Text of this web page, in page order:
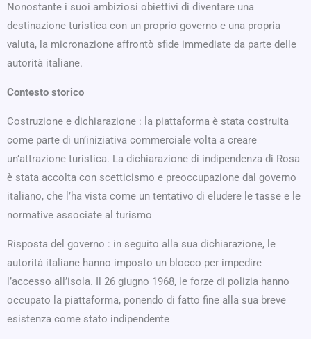
Nonostante i suoi ambiziosi obiettivi di diventare una
destinazione turistica con un proprio governo e una propria
valuta, la micronazione affrontò sfide immediate da parte delle
autorità italiane.
Contesto storico
Costruzione e dichiarazione : la piattaforma è stata costruita
come parte di un’iniziativa commerciale volta a creare
un’attrazione turistica. La dichiarazione di indipendenza di Rosa
è stata accolta con scetticismo e preoccupazione dal governo
italiano, che l’ha vista come un tentativo di eludere le tasse e le
normative associate al turismo
Risposta del governo : in seguito alla sua dichiarazione, le
autorità italiane hanno imposto un blocco per impedire
l’accesso all’isola. Il 26 giugno 1968, le forze di polizia hanno
occupato la piattaforma, ponendo di fatto fine alla sua breve
esistenza come stato indipendente